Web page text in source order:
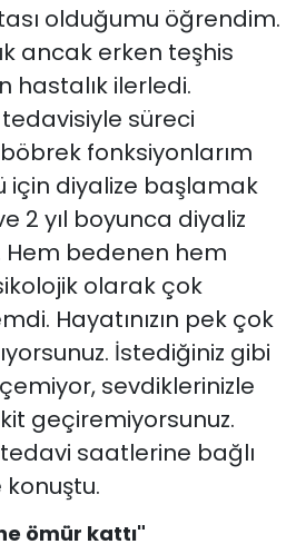
olduğumu öğrendim.
ancak erken teşhis
hastalık ilerledi.
tedavisiyle süreci
fonksiyonlarım
için diyalize başlamak
2 yıl boyunca diyaliz
bedenen hem
olarak çok
Hayatınızın pek çok
İstediğiniz gibi
sevdiklerinizle
geçiremiyorsunuz.
tedavi saatlerine bağlı
ömür kattı"